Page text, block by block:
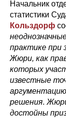
Начальник
статистики
Кольздорф
практике при
Жюри, как
которых
известные
решения.
достойны